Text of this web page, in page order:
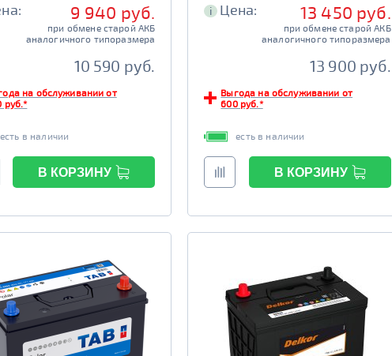
9 940 руб.
при обмене старой АКБ
аналогичного типоразмера
10 590 руб.
на обслуживании от
руб.*
есть в наличии
В КОРЗИНУ
i Цена: 13 450 руб.
при обмене старой АКБ
аналогичного типоразмера
13 900 руб.
Выгода на обслуживании от
600 руб.*
есть в наличии
В КОРЗИНУ